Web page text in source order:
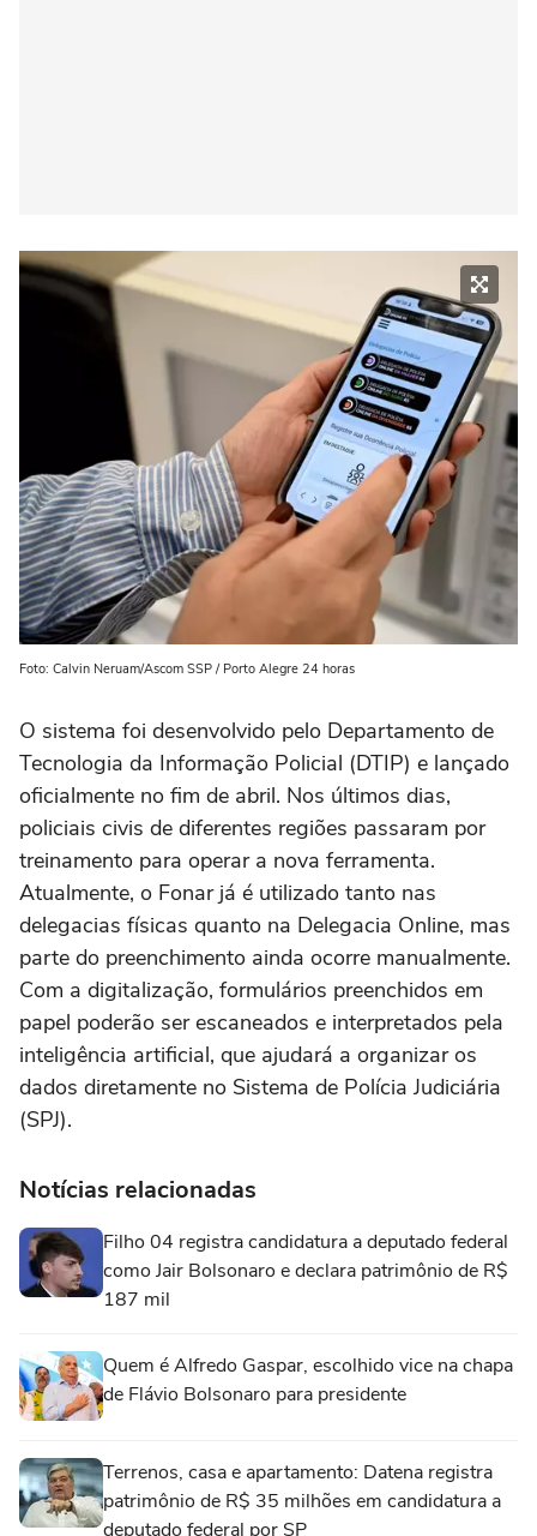
Foto: Calvin Neruam/Ascom SSP / Porto Alegre 24 horas
O sistema foi desenvolvido pelo Departamento de
Tecnologia da Informação Policial (DTIP) e lançado
oficialmente no fim de abril. Nos últimos dias,
policiais civis de diferentes regiões passaram por
treinamento para operar a nova ferramenta.
Atualmente, o Fonar já é utilizado tanto nas
delegacias físicas quanto na Delegacia Online, mas
parte do preenchimento ainda ocorre manualmente.
Com a digitalização, formulários preenchidos em
papel poderão ser escaneados e interpretados pela
inteligência artificial, que ajudará a organizar os
dados diretamente no Sistema de Polícia Judiciária
(SPJ).
Notícias relacionadas
Filho 04 registra candidatura a deputado federal
como Jair Bolsonaro e declara patrimônio de R$
187 mil
Quem é Alfredo Gaspar, escolhido vice na chapa
de Flávio Bolsonaro para presidente
Terrenos, casa e apartamento: Datena registra
patrimônio de R$ 35 milhões em candidatura a
deputado federal por SP